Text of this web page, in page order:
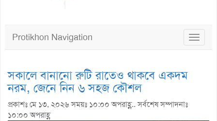
Toggle
Protikhon Navigation
সকালে বানানো রুটি রাতেও থাকবে একদম
নরম, জেনে নিন ৬ সহজ কৌশল
প্রকাশঃ মে ১৩, ২০২৬ সময়ঃ ১০:০০ অপরাহ্ণ.. সর্বশেষ সম্পাদনাঃ
১০:০০ অপরাহ্ণ